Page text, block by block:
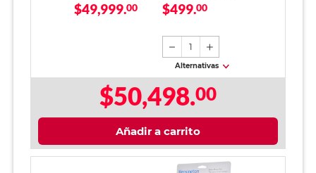
GeForce RTX 5060
AMD Ryzen 9 24GB
$49,999.00
RadioShack LED
$499.00
1
Alternativas
$50,498.00
Añadir a carrito